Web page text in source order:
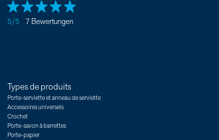
5/5 7 Bewertungen
Types de produits
Porte-serviette et anneau de serviette
Accessoires universels
Crochet
Porte-savon à barrettes
Porte-papier